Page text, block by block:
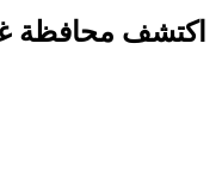
اكتشف محافظة